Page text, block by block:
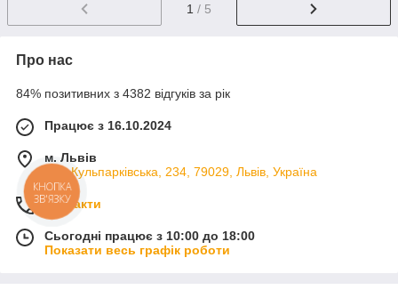
1 / 5
Про нас
84% позитивних з 4382 відгуків за рік
Працює з 16.10.2024
м. Львів
вул. Кульпарківська, 234, 79029, Львів, Україна
Контакти
Сьогодні працює з 10:00 до 18:00
Показати весь графік роботи
КНОПКА
ЗВ'ЯЗКУ